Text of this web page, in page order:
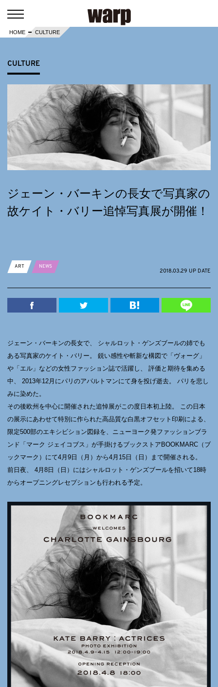
HOME CULTURE
CULTURE
ジェーン・バーキンの長女で写真家の
故ケイト・バリー追悼写真展が開催！
ART
NEWS
2018.03.29 UP DATE
ジェーン・バーキンの長女で、 シャルロット・ゲンズブールの姉でも
ある写真家のケイト・バリー。 鋭い感性や斬新な構図で「ヴォーグ」
や「エル」などの女性ファッション誌で活躍し、 評価と期待を集める
中、 2013年12月にパリのアパルトマンにて身を投げ逝去。 パリを悲し
みに染めた。
その後欧州を中心に開催された追悼展がこの度日本初上陸。 この日本
の展示にあわせて特別に作られた高品質な白黒オフセット印刷による、
限定500部のエキシビション図録を、ニューヨーク発ファッションブラ
ンド「マーク ジェイコブス」が手掛けるブックストアBOOKMARC（ブ
ックマーク）にて4月9日（月）から4月15日（日）まで開催される。
前日夜、 4月8日（日）にはシャルロット・ゲンズブールを招いて18時
からオープニングレセプションも行われる予定。